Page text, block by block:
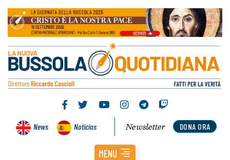
News Noticias DONA ORA
Newsletter
MENU